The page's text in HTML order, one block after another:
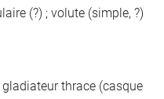
(?) ; volute (simple, ?)
thrace (casque